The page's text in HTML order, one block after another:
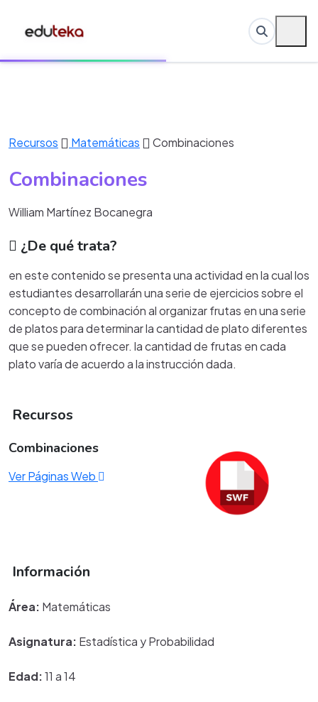
Recursos Matemáticas Combinaciones
Combinaciones
William Martínez Bocanegra
¿De qué trata?
en este contenido se presenta una actividad en la cual los
estudiantes desarrollarán una serie de ejercicios sobre el
concepto de combinación al organizar frutas en una serie
de platos para determinar la cantidad de plato diferentes
que se pueden ofrecer. la cantidad de frutas en cada
plato varía de acuerdo a la instrucción dada.
Recursos
Combinaciones
Ver Páginas Web
Información
Área: Matemáticas
Asignatura: Estadística y Probabilidad
Edad:11 a 14